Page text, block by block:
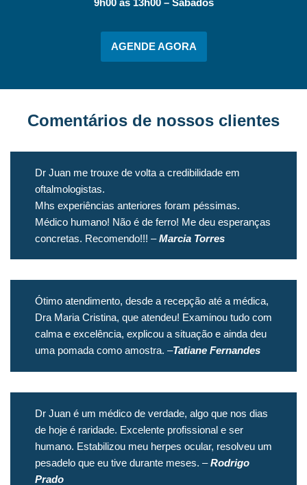
AGENDE AGORA
Comentários de nossos clientes
Dr Juan me trouxe de volta a credibilidade em
oftalmologistas.
Mhs experiências anteriores foram péssimas.
Médico humano! Não é de ferro! Me deu esperanças
concretas. Recomendo!!! –Marcia Torres
Ótimo atendimento, desde a recepção até a médica,
Dra Maria Cristina, que atendeu! Examinou tudo com
calma e excelência, explicou a situação e ainda deu
uma pomada como amostra. –Tatiane Fernandes
Dr Juan é um médico de verdade, algo que nos dias
de hoje é raridade. Excelente profissional e ser
humano. Estabilizou meu herpes ocular, resolveu um
pesadelo que eu tive durante meses. –Rodrigo
Prado